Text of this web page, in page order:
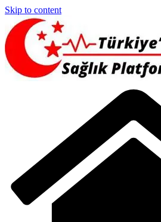
Skip to content